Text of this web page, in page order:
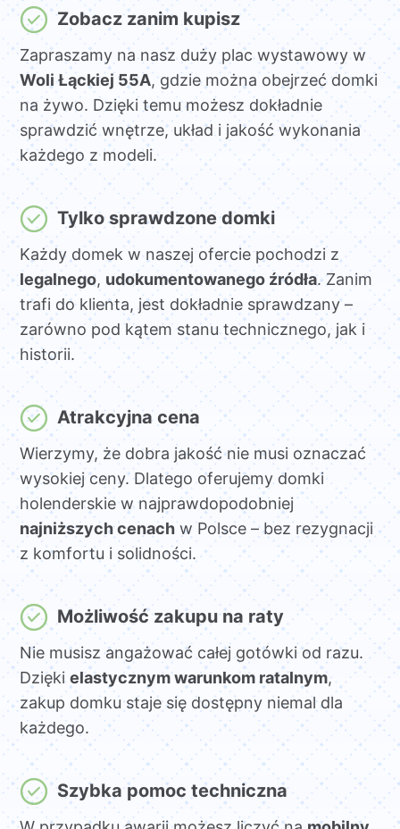
Zobacz zanim kupisz
Zapraszamy na nasz duży plac wystawowy w
Woli Łąckiej 55A, gdzie można obejrzeć domki
na żywo. Dzięki temu możesz dokładnie
sprawdzić wnętrze, układ i jakość wykonania
każdego z modeli.
Tylko sprawdzone domki
Każdy domek w naszej ofercie pochodzi z
legalnego, udokumentowanego źródła. Zanim
trafi do klienta, jest dokładnie sprawdzany –
zarówno pod kątem stanu technicznego, jak i
historii.
Atrakcyjna cena
Wierzymy, że dobra jakość nie musi oznaczać
wysokiej ceny. Dlatego oferujemy domki
holenderskie w najprawdopodobniej
najniższych cenachw Polsce – bez rezygnacji
z komfortu i solidności.
Możliwość zakupu na raty
Nie musisz angażować całej gotówki od razu.
Dziękielastycznym warunkom ratalnym,
zakup domku staje się dostępny niemal dla
każdego.
Szybka pomoc techniczna